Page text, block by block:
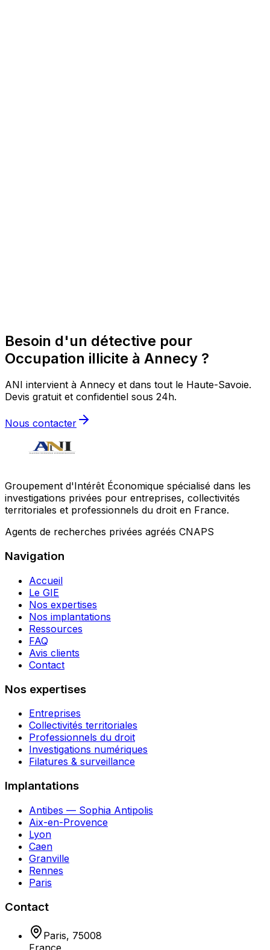
Besoin d'un détective pour
Occupation illicite à Annecy ?
ANI intervient à Annecy et dans tout le Haute-Savoie.
Devis gratuit et confidentiel sous 24h.
Nous contacter
Groupement d'Intérêt Économique spécialisé dans les
investigations privées pour entreprises, collectivités
territoriales et professionnels du droit en France.
Agents de recherches privées agréés CNAPS
Navigation
Accueil
Le GIE
Nos expertises
Nos implantations
Ressources
FAQ
Avis clients
Contact
Nos expertises
Entreprises
Collectivités territoriales
Professionnels du droit
Investigations numériques
Filatures & surveillance
Implantations
Antibes — Sophia Antipolis
Aix-en-Provence
Lyon
Caen
Granville
Rennes
Paris
Contact
Paris, 75008